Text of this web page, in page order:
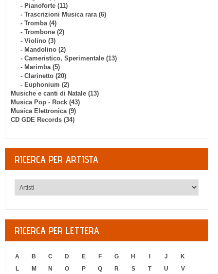
- Pianoforte (11)
- Trascrizioni Musica rara (6)
- Tromba (4)
- Trombone (2)
- Violino (3)
- Mandolino (2)
- Cameristico, Sperimentale (13)
- Marimba (5)
- Clarinetto (20)
- Euphonium (2)
Musiche e canti di Natale (13)
Musica Pop - Rock (43)
Musica Elettronica (9)
CD GDE Records (34)
RICERCA PER ARTISTA
RICERCA PER LETTERA
A B C D E F G H J
K
L
M N O P Q R S T U
V